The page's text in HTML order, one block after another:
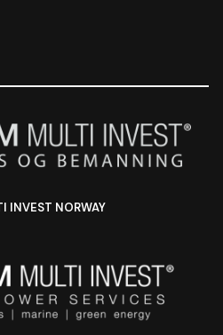
INVEST NORWAY